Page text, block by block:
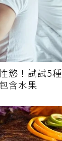
慾！試試5種
含水果